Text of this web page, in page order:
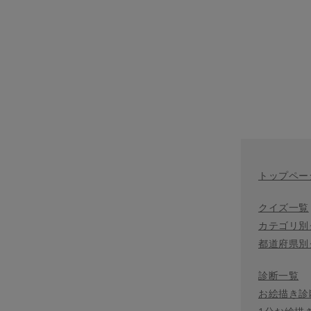
トップペー
クイズ一覧
カテゴリ
都道府県
診断一覧
お絵描き